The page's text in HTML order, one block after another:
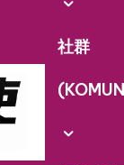
社群